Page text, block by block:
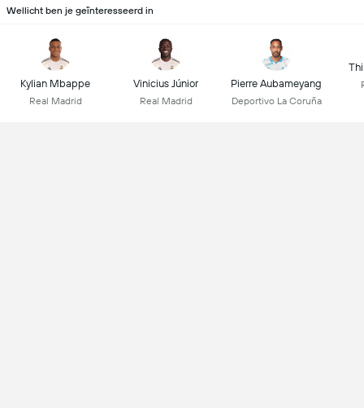
Wellicht ben je geïnteresseerd in
Kylian Mbappe
Real Madrid
Vinicius Júnior
Real Madrid
Pierre Aubameyang
Deportivo La Coruña